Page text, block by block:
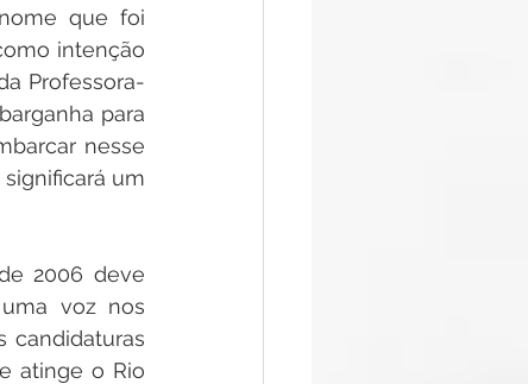
que foi
intenção
Professora-
para
nesse
um
2006 deve
voz nos
candidaturas
atinge o Rio